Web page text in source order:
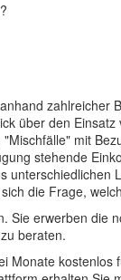
zahlreicher
über den Einsatz
mit
stehende
unterschiedlichen
die Frage,
Sie erwerben die
beraten.
Monate kostenlos